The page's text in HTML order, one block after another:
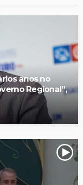
anos no
Regional”,